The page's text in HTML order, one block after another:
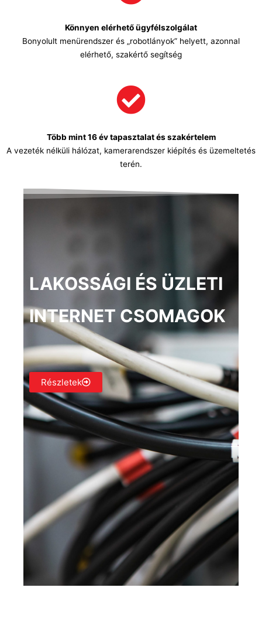
Könnyen elérhető ügyfélszolgálat
Bonyolult menürendszer és „robotlányok” helyett, azonnal
elérhető, szakértő segítség
Több mint 16 év tapasztalat és szakértelem
A vezeték nélküli hálózat, kamerarendszer kiépítés és üzemeltetés
terén.
LAKOSSÁGI ÉS ÜZLETI
INTERNET CSOMAGOK
Részletek